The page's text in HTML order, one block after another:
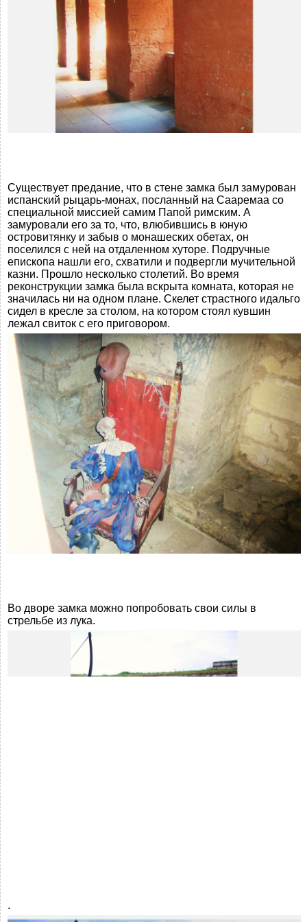
Существует предание, что в стене замка был замурован
испанский рыцарь-монах, посланный на Сааремаа со
специальной миссией самим Папой римским. А
замуровали его за то, что, влюбившись в юную
островитянку и забыв о монашеских обетах, он
поселился с ней на отдаленном хуторе. Подручные
епископа нашли его, схватили и подвергли мучительной
казни. Прошло несколько столетий. Во время
реконструкции замка была вскрыта комната, которая не
значилась ни на одном плане. Скелет страстного идальго
сидел в кресле за столом, на котором стоял кувшин
лежал свиток с его приговором.
Во дворе замка можно попробовать свои силы в
стрельбе из лука.
.